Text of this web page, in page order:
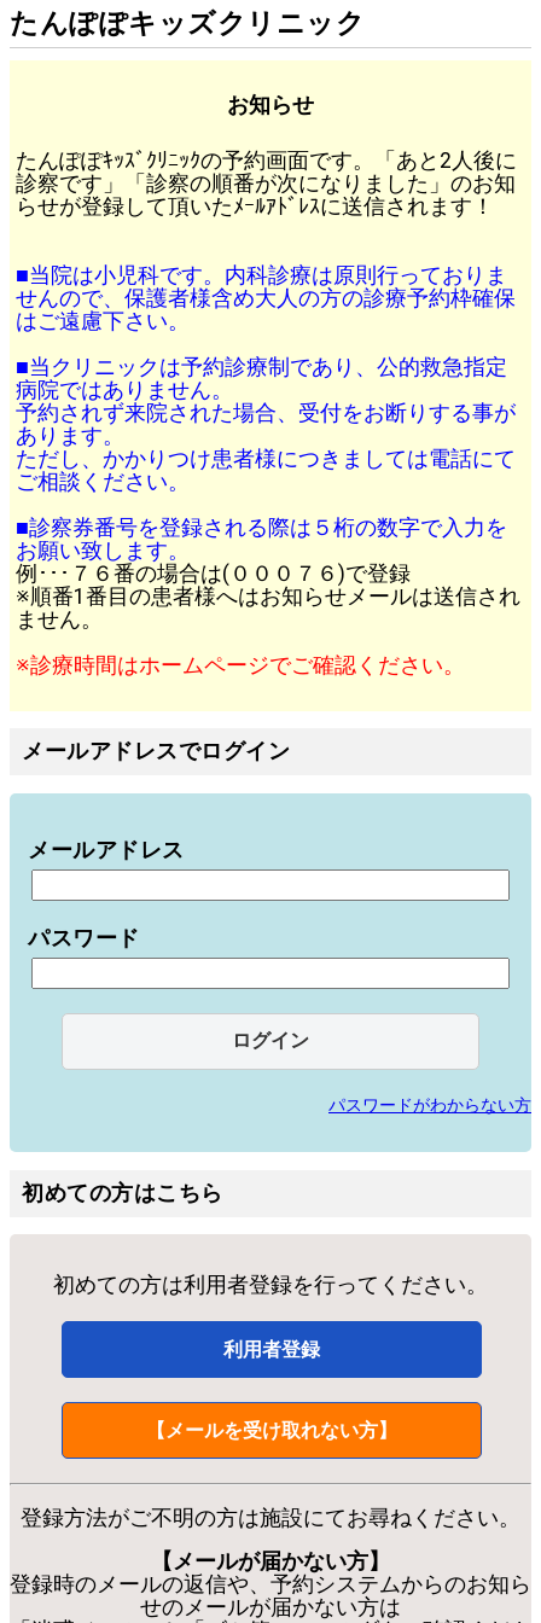
たんぽぽキッズクリニック
お知らせ
たんぽぽｷｯｽﾞｸﾘﾆｯｸの予約画面です。「あと2人後に
診察です」「診察の順番が次になりました」のお知
らせが登録して頂いたﾒｰﾙｱﾄﾞﾚｽに送信されます！
■当院は小児科です。内科診療は原則行っておりま
せんので、保護者様含め大人の方の診療予約枠確保
はご遠慮下さい。
■当クリニックは予約診療制であり、公的救急指定
病院ではありません。
予約されず来院された場合、受付をお断りする事が
あります。
ただし、かかりつけ患者様につきましては電話にて
ご相談ください。
■診察券番号を登録される際は５桁の数字で入力を
お願い致します。
例･･･７６番の場合は(０００７６)で登録
※順番1番目の患者様へはお知らせメールは送信され
ません。
※診療時間はホームページでご確認ください。
メールアドレスでログイン
メールアドレス
パスワード
パスワードがわからない方
初めての方はこちら
初めての方は利用者登録を行ってください。
利用者登録
【メールを受け取れない方】
登録方法がご不明の方は施設にてお尋ねください。
【メールが届かない方】
登録時のメールの返信や、予約システムからのお知ら
せのメールが届かない方は